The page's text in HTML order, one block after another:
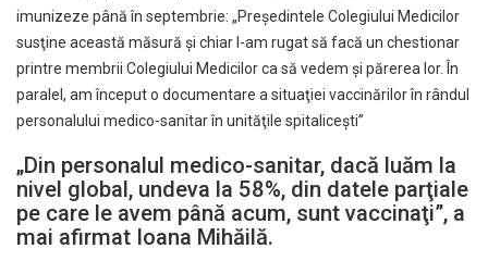
imunizeze până în septembrie: „Preşedintele Colegiului Medicilor
susţine această măsură şi chiar l-am rugat să facă un chestionar
printre membrii Colegiului Medicilor ca să vedem şi părerea lor. În
paralel, am început o documentare a situaţiei vaccinărilor în rândul
personalului medico-sanitar în unităţile spitaliceşti”
„Din personalul medico-sanitar, dacă luăm la
nivel global, undeva la 58%, din datele parţiale
pe care le avem până acum, sunt vaccinaţi”, a
mai afirmat Ioana Mihăilă.